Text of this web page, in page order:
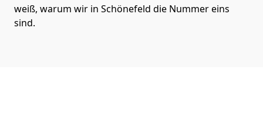
weiß, warum wir in Schönefeld die Nummer eins
sind.